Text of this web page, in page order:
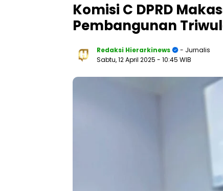
Komisi C DPRD
Pembangunan
Redaksi Hierarkinews
- Jurnalis
Sabtu, 12 April 2025 - 10:45 WIB